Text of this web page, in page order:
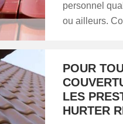
personnel
ou ailleurs.
POUR
LES
HURTER